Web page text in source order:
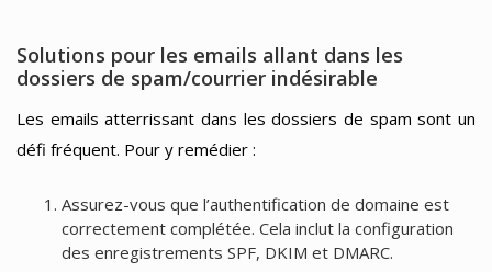
Solutions pour les emails allant dans les
dossiers de spam/courrier indésirable
Les emails atterrissant dans les dossiers de spam sont un
défi fréquent. Pour y remédier :
Assurez-vous que l’authentification de domaine est
correctement complétée. Cela inclut la configuration
des enregistrements SPF, DKIM et DMARC.